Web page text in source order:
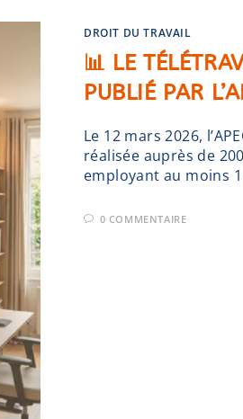
DROIT DU TRAVAIL
📊 LE
PUBLIÉ PAR
Le 12 mars 2026,
réalisée auprès de
employant au moins
0 COMMENTAIRE